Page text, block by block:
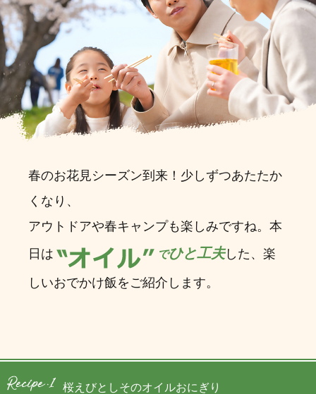
春のお花見シーズン到来！少しずつあたたか
くなり、
アウトドアや春キャンプも楽しみですね。本
日は
でひと工夫した、楽
しいおでかけ飯をご紹介します。
桜えびとしそのオイルおにぎり